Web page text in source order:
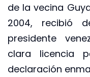
de la vecina
2004, recibió
presidente
clara licencia
declaración